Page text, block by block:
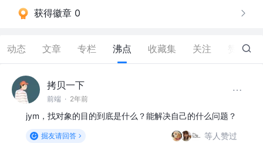
获得徽章 0
动态 文章 专栏 沸点 收藏集 关注 19
拷贝一下
前端 · 2年前
jym，找对象的目的到底是什么？能解决自己的什么问题？
掘友请回答 等人赞过